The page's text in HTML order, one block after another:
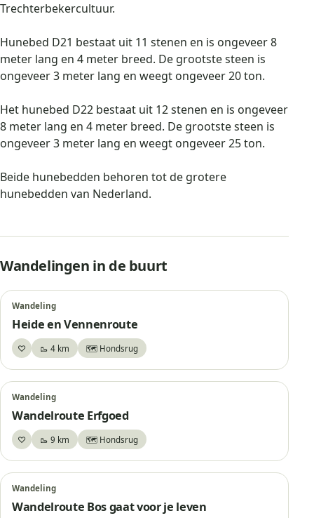
Trechterbekercultuur.
Hunebed D21 bestaat uit 11 stenen en is ongeveer 8
meter lang en 4 meter breed. De grootste steen is
ongeveer 3 meter lang en weegt ongeveer 20 ton.
Het hunebed D22 bestaat uit 12 stenen en is ongeveer
8 meter lang en 4 meter breed. De grootste steen is
ongeveer 3 meter lang en weegt ongeveer 25 ton.
Beide hunebedden behoren tot de grotere
hunebedden van Nederland.
Wandelingen in de buurt
Wandeling
Heide en Vennenroute
♡Bewaar🥾 4 km 🗺️ Hondsrug
Wandeling
Wandelroute Erfgoed
♡Bewaar🥾 9 km 🗺️ Hondsrug
Wandeling
Wandelroute Bos gaat voor je leven